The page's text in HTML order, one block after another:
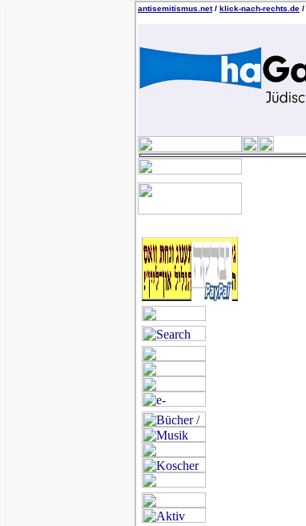
antisemitismus.net/ klick-nach-rechts.de /